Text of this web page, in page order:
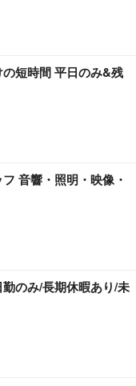
短時間 平日のみ&残
音響・照明・映像・
のみ/長期休暇あり/未